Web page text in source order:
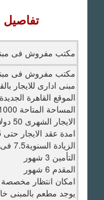
مكتب مفروش فى مبنى
مكتب مفروش فى مبنى
مبنى ادارى للايجار
الموقع القاهرة
المساحة المتاحة 1000 متر
الايجار الشهرى 50 دولار للمتر المربع شامله الفرش والخدمات والمنافع من كهرباء وتكييف
امدة عقد الايجار حتى 5 سنوات
الزيادة السنوية7.5 فى المائة
التأمين 3 شهور
المقدم 6 شهور
امكان انتظار مخصصة 3 اماكن بالجراج
يوجد مطعم بالمبنى